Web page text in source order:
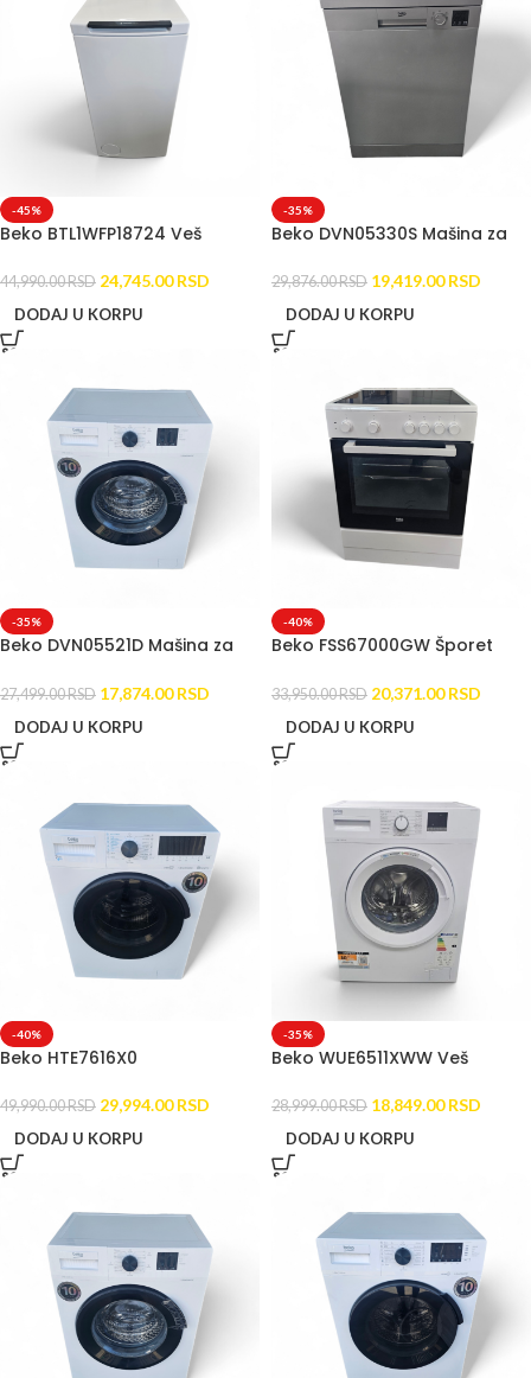
-45%
Beko BTL1WFP18724 Veš
(8kg)
44,990.00RSD 24,745.00RSD
DODAJ U KORPU
-35%
Beko DVN05330S Mašina za
29,876.00RSD 19,419.00RSD
DODAJ U KORPU
-35%
Beko DVN05521D Mašina za
27,499.00RSD 17,874.00RSD
DODAJ U KORPU
-40%
Beko FSS67000GW Šporet
33,950.00RSD 20,371.00RSD
DODAJ U KORPU
-40%
Beko HTE7616X0
OUTLET (7kg/4kg)
49,990.00RSD 29,994.00RSD
DODAJ U KORPU
-35%
Beko WUE6511XWW Veš
o/min)
28,999.00RSD 18,849.00RSD
DODAJ U KORPU